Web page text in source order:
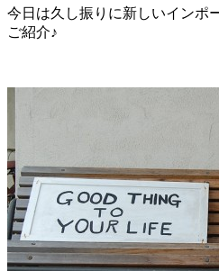
:
今日は久し振りに新しいインポ
ご紹介♪